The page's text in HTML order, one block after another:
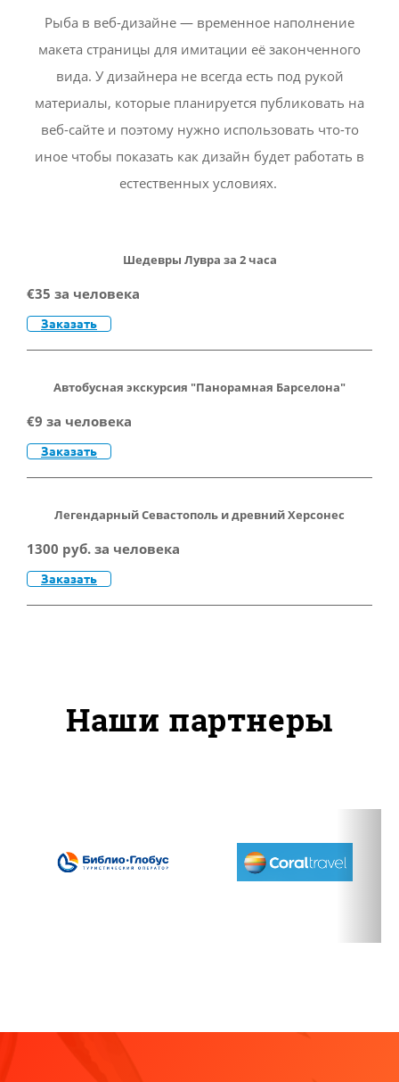
Рыба в веб-дизайне — временное наполнение
макета страницы для имитации её законченного
вида. У дизайнера не всегда есть под рукой
материалы, которые планируется публиковать на
веб-сайте и поэтому нужно использовать что-то
иное чтобы показать как дизайн будет работать в
естественных условиях.
Шедевры Лувра за 2 часа
€35 за человека
Заказать
Автобусная экскурсия "Панорамная Барселона"
€9 за человека
Заказать
Легендарный Севастополь и древний Херсонес
1300 руб. за человека
Заказать
Наши партнеры